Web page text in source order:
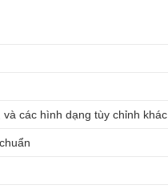
các hình dạng tùy chỉnh khác